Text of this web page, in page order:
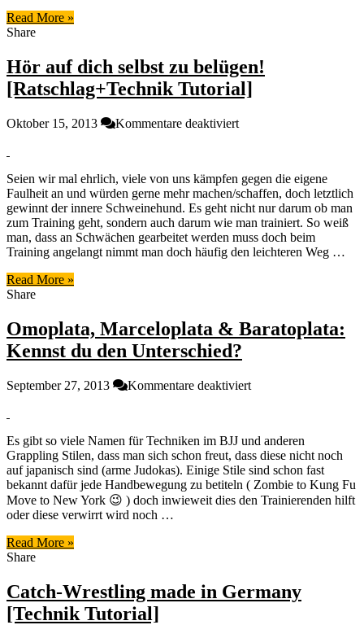
Read More »
Share
Hör auf dich selbst zu belügen!
[Ratschlag+Technik Tutorial]
Oktober 15, 2013 Kommentare deaktiviertfür
selbst
zu
belügen!
[Ratschlag+Technik
Tutorial]
Seien wir mal ehrlich, viele von uns kämpfen gegen die eigene
Faulheit an und würden gerne mehr machen/schaffen, doch letztlich
gewinnt der innere Schweinehund. Es geht nicht nur darum ob man
zum Training geht, sondern auch darum wie man trainiert. So weiß
man, dass an Schwächen gearbeitet werden muss doch beim
Training angelangt nimmt man doch häufig den leichteren Weg …
Read More »
Share
Omoplata, Marceloplata & Baratoplata:
Kennst du den Unterschied?
September 27, 2013 Kommentare deaktiviertfür
Baratoplata:
Kennst
du
den
Unterschied?
Es gibt so viele Namen für Techniken im BJJ und anderen
Grappling Stilen, dass man sich schon freut, dass diese nicht noch
auf japanisch sind (arme Judokas). Einige Stile sind schon fast
bekannt dafür jede Handbewegung zu betiteln ( Zombie to Kung Fu
Move to New York 😉 ) doch inwieweit dies den Trainierenden hilft
oder diese verwirrt wird noch …
Read More »
Share
Catch-Wrestling made in Germany
[Technik Tutorial]